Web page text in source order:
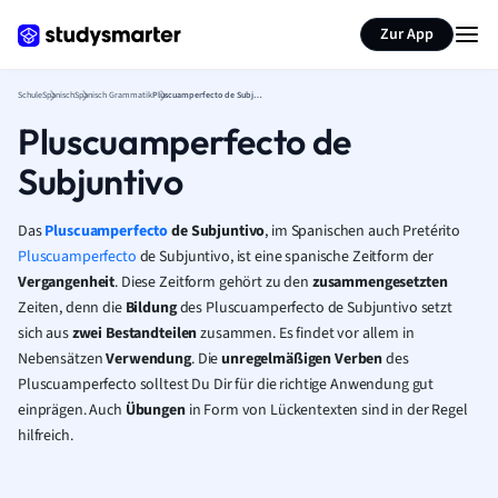
Zur App
SchuleSpanischSpanisch Grammatik Pluscuamperfecto de Subjuntivo
Pluscuamperfecto de
Subjuntivo
DasPluscuamperfectode Subjuntivo, im Spanischen auch Pretérito
Pluscuamperfecto de Subjuntivo, ist eine spanische Zeitform der
Vergangenheit. Diese Zeitform gehört zu den zusammengesetzten
Zeiten, denn die Bildungdes Pluscuamperfecto de Subjuntivo setzt
sich auszwei Bestandteilenzusammen. Es findet vor allem in
NebensätzenVerwendung. Dieunregelmäßigen Verbendes
Pluscuamperfecto solltest Du Dir für die richtige Anwendung gut
einprägen. Auch Übungenin Form von Lückentexten sind in der Regel
hilfreich.
Seite zusammenfassen